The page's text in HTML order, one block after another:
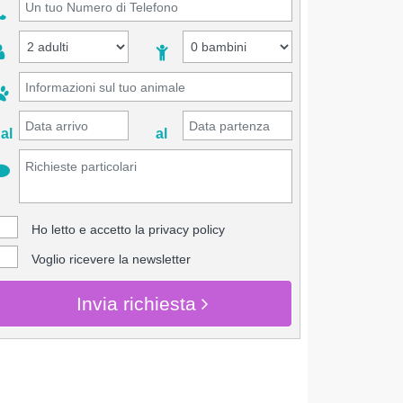
al
Ho letto e accetto la privacy policy
Voglio ricevere la newsletter
Invia richiesta